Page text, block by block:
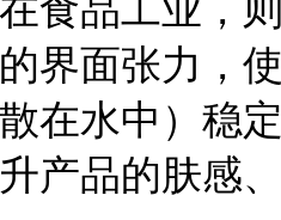
食品工业，
界面张力，
在水中）稳
产品的肤感